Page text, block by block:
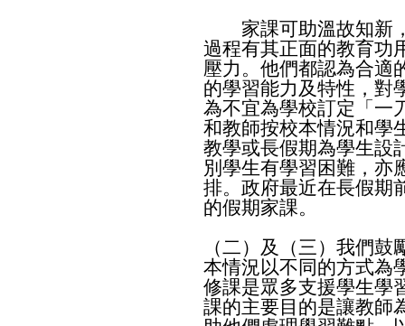
家課可助溫故知新，
過程有其正面的教育功
壓力。他們都認為合適
的學習能力及特性，對
為不宜為學校訂定「一
和教師按校本情況和學
教學或長假期為學生設
別學生有學習困難，亦
排。政府最近在長假期
的假期家課。
（二）及（三）我們
本情況以不同的方式為
修課是眾多支援學生學
課的主要目的是讓教師